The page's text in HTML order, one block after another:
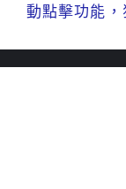
動點擊功能，